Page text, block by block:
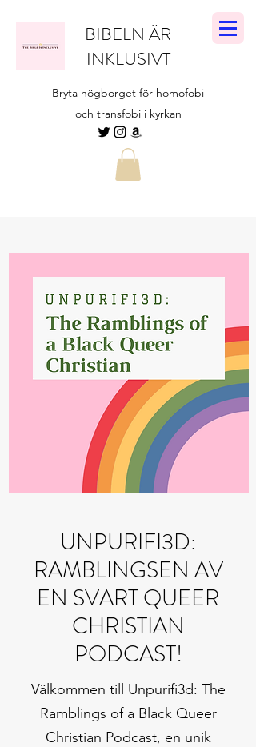
BIBELN ÄR
INKLUSIVT
Bryta högborget för homofobi
och transfobi i kyrkan
UNPURIFI3D:
RAMBLINGSEN AV
EN SVART QUEER
CHRISTIAN
PODCAST!
Välkommen till Unpurifi3d: The
Ramblings of a Black Queer
Christian Podcast, en unik